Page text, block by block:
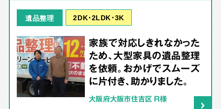
遺品整理 2DK･2LDK･3K
家族で対応しきれなかった
ため、大型家具の遺品整理
を依頼。おかげでスムーズ
に片付き、助かりました。
大阪府大阪市住吉区 R様